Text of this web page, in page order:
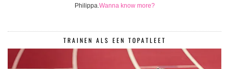
Philippa.Wanna know more?
TRAINEN ALS EEN TOPATLEET